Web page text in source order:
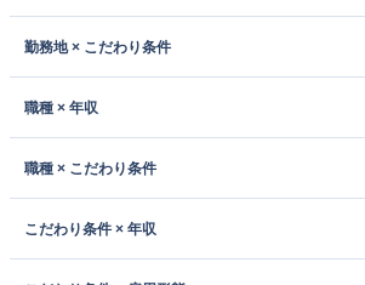
勤務地 × こだわり条件
職種 × 年収
職種 × こだわり条件
こだわり条件 × 年収